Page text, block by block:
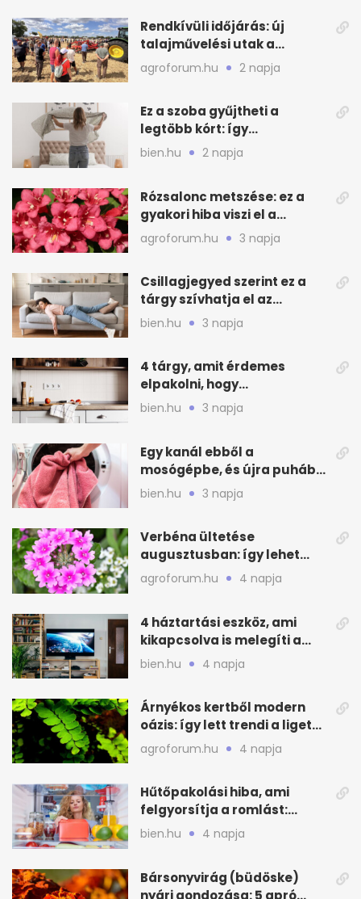
Rendkívüli időjárás: új
talajművelési utak a
gazdáknak
agroforum.hu 2 napja
Ez a szoba gyűjtheti a
legtöbb kórt: így
mélytisztítsd otthon
bien.hu 2 napja
Rózsalonc metszése: ez a
gyakori hiba viszi el a
virágzást
agroforum.hu 3 napja
Csillagjegyed szerint ez a
tárgy szívhatja el az
otthonod energiáját
bien.hu 3 napja
4 tárgy, amit érdemes
elpakolni, hogy
hűvösebbnek tűnjön a lakás
bien.hu 3 napja
Egy kanál ebből a
mosógépbe, és újra puhább
lesz a törölköző
bien.hu 3 napja
Verbéna ültetése
augusztusban: így lehet
még idén virágos a kert
agroforum.hu 4 napja
4 háztartási eszköz, ami
kikapcsolva is melegíti a
lakást
bien.hu 4 napja
Árnyékos kertből modern
oázis: így lett trendi a ligetes
zöld
agroforum.hu 4 napja
Hűtőpakolási hiba, ami
felgyorsítja a romlást:
zónákra figyelj
bien.hu 4 napja
Bársonyvirág (büdöske)
nyári gondozása: 5 apró